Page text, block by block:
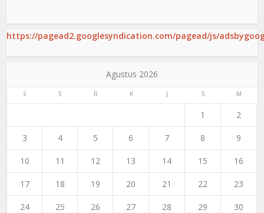
https://pagead2.googlesyndication.com/pagead/js/
Agustus 2026
S S R K J S M
1 2
3 4 5 6 7 8 9
10 11 12 13 14 15 16
17 18 19 20 21 22 23
24 25 26 27 28 29 30